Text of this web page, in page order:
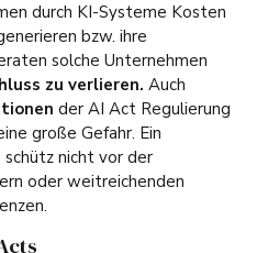
durch KI-Systeme Kosten
bzw. ihre
solche Unternehmen
zu verlieren. Auch
der AI Act Regulierung
große Gefahr. Ein
nicht vor der
oder weitreichenden